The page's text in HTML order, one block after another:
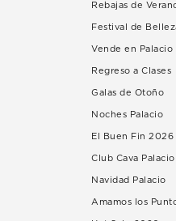
Rebajas de
Festival de
Vende en Palacio
Regreso a Clases
Galas de Otoño
Noches Palacio
El Buen Fin 2026
Club Cava Palacio
Navidad Palacio
Amamos los